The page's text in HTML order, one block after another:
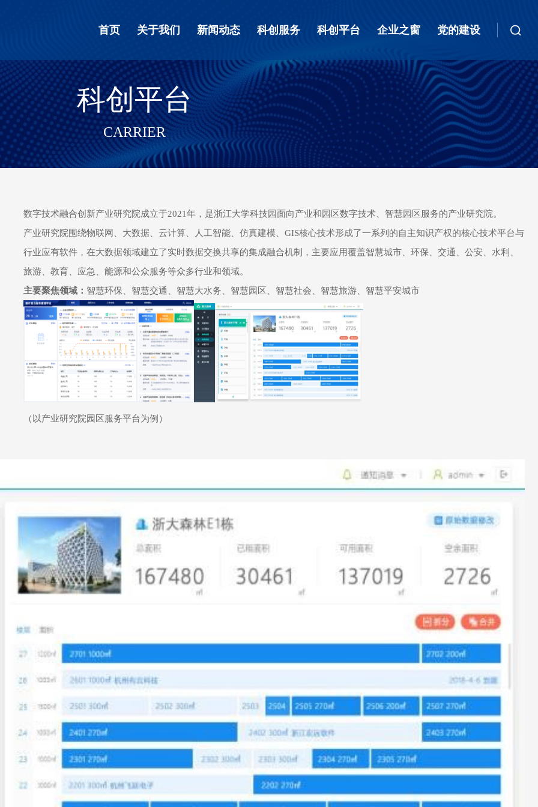
首页 关于我们 新闻动态 科创服务 科创平台 企业之窗 党的建设
科创平台
CARRIER
数字技术融合创新产业研究院成立于2021年，是浙江大学科技园面向产业和园区数字技术、智慧园区服务的产业研究院。
产业研究院围绕物联网、大数据、云计算、人工智能、仿真建模、 GIS核心技术形成了一系列的自主知识产权的核心技术平台与
行业应有软件，在大数据领域建立了实时数据交换共享的集成融合机制，主要应用覆盖智慧城市、环保、交通、公安、水利、
旅游、教育、应急、能源和公众服务等众多行业和领域。
主要聚焦领域： 智慧环保、智慧交通、智慧大水务、智慧园区、智慧社会、智慧旅游、智慧平安城市
（以产业研究院园区服务平台为例）